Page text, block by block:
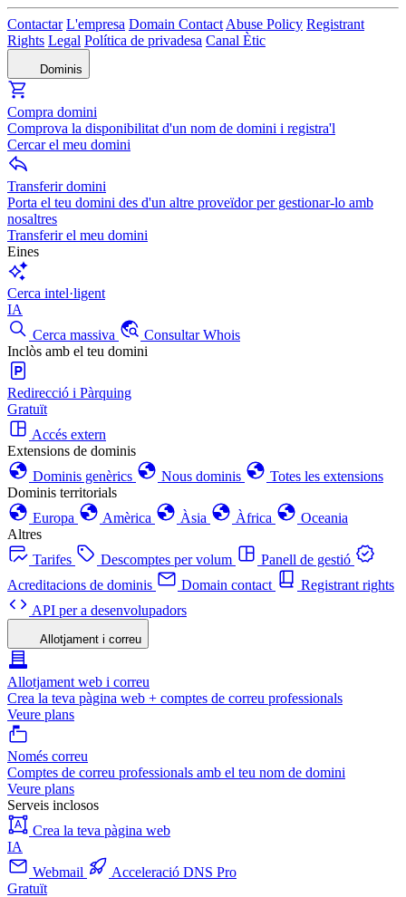
Contactar L'empresa Domain Contact Abuse Policy Registrant
Rights Legal Política de privadesa Canal Ètic
Dominis
Compra domini
Comprova la disponibilitat d'un nom de domini i registra'l
Cercar el meu domini
Transferir domini
Porta el teu domini des d'un altre proveïdor per gestionar-lo amb
nosaltres
Transferir el meu domini
Eines
Cerca intel·ligent
IA
Cerca massiva
Consultar Whois
Inclòs amb el teu domini
Redirecció i Pàrquing
Gratuït
Accés extern
Extensions de dominis
Dominis genèrics
Nous dominis
Totes les extensions
Dominis territorials
Europa
Amèrica Àsia Àfrica
Oceania
Altres
Tarifes
Descomptes per volum
Panell de gestió
Acreditacions de dominis
Domain contact
Registrant rights
API per a desenvolupadors
Allotjament i correu
Allotjament web i correu
Crea la teva pàgina web + comptes de correu professionals
Veure plans
Només correu
Comptes de correu professionals amb el teu nom de domini
Veure plans
Serveis inclosos
Crea la teva pàgina web
IA
Webmail
Acceleració DNS Pro
Gratuït